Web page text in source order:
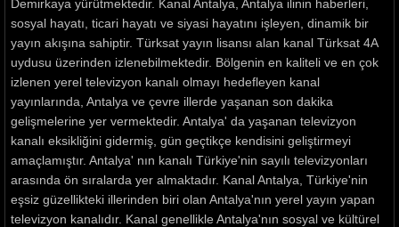
Demirkaya yürütmektedir. Kanal Antalya, Antalya ilinin haberleri,
sosyal hayatı, ticari hayatı ve siyasi hayatını işleyen, dinamik bir
yayın akışına sahiptir. Türksat yayın lisansı alan kanal Türksat 4A
uydusu üzerinden izlenebilmektedir. Bölgenin en kaliteli ve en çok
izlenen yerel televizyon kanalı olmayı hedefleyen kanal
yayınlarında, Antalya ve çevre illerde yaşanan son dakika
gelişmelerine yer vermektedir. Antalya' da yaşanan televizyon
kanalı eksikliğini gidermiş, gün geçtikçe kendisini geliştirmeyi
amaçlamıştır. Antalya' nın kanalı Türkiye'nin sayılı televizyonları
arasında ön sıralarda yer almaktadır. Kanal Antalya, Türkiye'nin
eşsiz güzellikteki illerinden biri olan Antalya'nın yerel yayın yapan
televizyon kanalıdır. Kanal genellikle Antalya'nın sosyal ve kültürel